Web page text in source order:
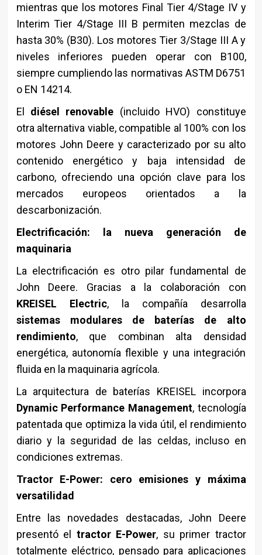
mientras que los motores Final Tier 4/Stage IV y
Interim Tier 4/Stage III B permiten mezclas de
hasta 30% (B30). Los motores Tier 3/Stage III A y
niveles inferiores pueden operar con B100,
siempre cumpliendo las normativas ASTM D6751
o EN 14214.
El diésel renovable (incluido HVO) constituye
otra alternativa viable, compatible al 100% con los
motores John Deere y caracterizado por su alto
contenido energético y baja intensidad de
carbono, ofreciendo una opción clave para los
mercados europeos orientados a la
descarbonización.
Electrificación: la nueva generación de
maquinaria
La electrificación es otro pilar fundamental de
John Deere. Gracias a la colaboración con
KREISEL Electric, la compañía desarrolla
sistemas modulares de baterías de alto
rendimiento, que combinan alta densidad
energética, autonomía flexible y una integración
fluida en la maquinaria agrícola.
La arquitectura de baterías KREISEL incorpora
Dynamic Performance Management, tecnología
patentada que optimiza la vida útil, el rendimiento
diario y la seguridad de las celdas, incluso en
condiciones extremas.
Tractor E-Power: cero emisiones y máxima
versatilidad
Entre las novedades destacadas, John Deere
presentó el tractor E-Power, su primer tractor
totalmente eléctrico, pensado para aplicaciones